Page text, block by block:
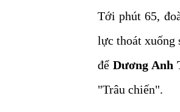
Tới phút 65,
lực thoát xuống
đểDương Anh
"Trâu chiến".